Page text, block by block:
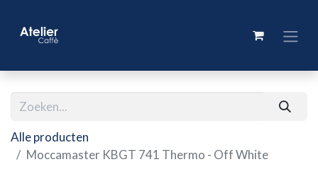
Alle producten
Moccamaster KBGT 741 Thermo - Off White